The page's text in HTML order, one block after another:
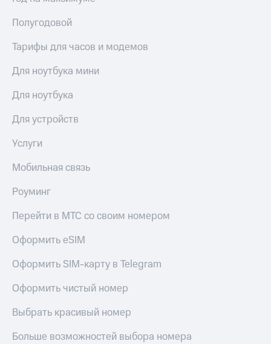
Полугодовой
Тарифы для часов и модемов
Для ноутбука мини
Для ноутбука
Для устройств
Услуги
Мобильная связь
Роуминг
Перейти в МТС со своим номером
Оформить eSIM
Оформить SIM-карту в Telegram
Оформить чистый номер
Выбрать красивый номер
Больше возможностей выбора номера